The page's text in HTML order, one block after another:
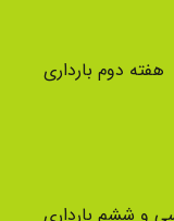
هفته دوم بارداری
و ششم بارداری